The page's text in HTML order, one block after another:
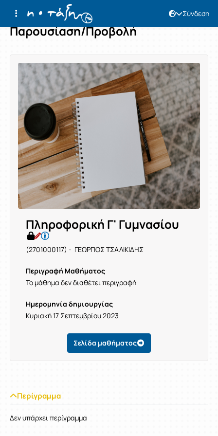
Σύνδεση
Παρουσίαση/Προβολή
Πληροφορική Γ' Γυμνασίου
(2701000117) - ΓΕΩΡΓΙΟΣ ΤΣΑΛΙΚΙΔΗΣ
Περιγραφή Μαθήματος
Το μάθημα δεν διαθέτει περιγραφή
Ημερομηνία δημιουργίας
Κυριακή 17 Σεπτεμβρίου 2023
Σελίδα μαθήματος
Περίγραμμα
Δεν υπάρχει περίγραμμα